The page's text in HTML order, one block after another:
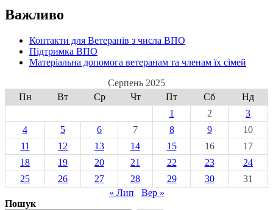
Важливо
Контакти для Ветеранів з числа ВПО
Підтримка ВПО
Матеріальна допомога ветеранам та членам їх сімей
Серпень 2025
Пн
Вт Ср Чт Пт Сб
Нд
1
2
3
4
5 6 7 8 9
10
11
12 13 14 15 16
17
18
19 20 21 22 23
24
25
26 27 28 29 30
31
« Лип
Вер »
Пошук